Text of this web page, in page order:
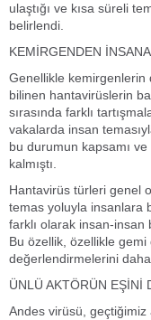
ulaştığı ve kısa süreli
belirlendi.
KEMİRGENDEN
Genellikle kemirgenlerin
bilinen hantavirüslerin
sırasında farklı
vakalarda insan
bu durumun kapsamı
kalmıştı.
Hantavirüs türleri genel
temas yoluyla insanlara
farklı olarak insan-insan
Bu özellik, özellikle gemi
değerlendirmelerini
ÜNLÜ AKTÖRÜN EŞİNİ
Andes virüsü,